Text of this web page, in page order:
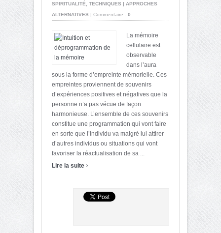
SPIRITUALITÉ
TECHNIQUES | APPROCHES
ALTERNATIVES | Commentaire : 0
La mémoire
cellulaire est
observable
dans l’aura
sous la forme d’empreinte mémorielle. Ces
empreintes proviennent de souvenirs
d’expériences positives et négatives que la
personne n’a pas vécue de façon
harmonieuse. L’ensemble de ces souvenirs
constitue une programmation qui vont faire
en sorte que l’individu va malgré lui attirer
d’autres individus ou situations qui vont
favoriser la réactualisation de sa ...
Lire la suite ›